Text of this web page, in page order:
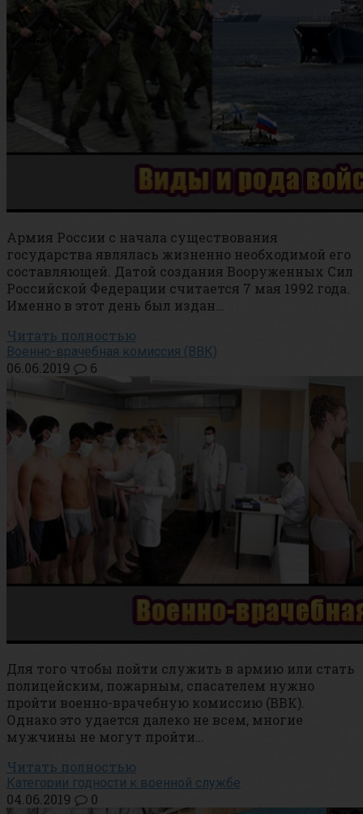
Армия России с начала существования
государства являлась жизненно необходимой его
составляющей. Датой создания Вооруженных Сил
Российской Федерации считается 7 мая 1992 года.
Именно в этот день был издан…
Читать полностью
Военно-врачебная комиссия (ВВК)
06.06.2019 6
Для того чтобы пойти служить в армию или стать
полицейским, пожарным, спасателем нужно
пройти военно-врачебную комиссию (ВВК).
Однако это удается далеко не всем, многие
мужчины не могут пройти…
Читать полностью
Категории годности к военной службе
04.06.2019 0